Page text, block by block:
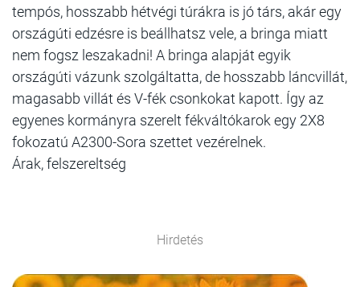
tempós, hosszabb hétvégi túrákra is jó társ, akár egy
országúti edzésre is beállhatsz vele, a bringa miatt
nem fogsz leszakadni! A bringa alapját egyik
országúti vázunk szolgáltatta, de hosszabb láncvillát,
magasabb villát és V-fék csonkokat kapott. Így az
egyenes kormányra szerelt fékváltókarok egy 2X8
fokozatú A2300-Sora szettet vezérelnek.
Árak, felszereltség
Hirdetés